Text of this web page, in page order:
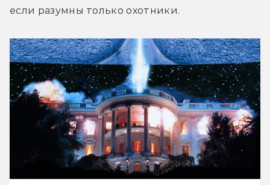
если разумны только охотники.